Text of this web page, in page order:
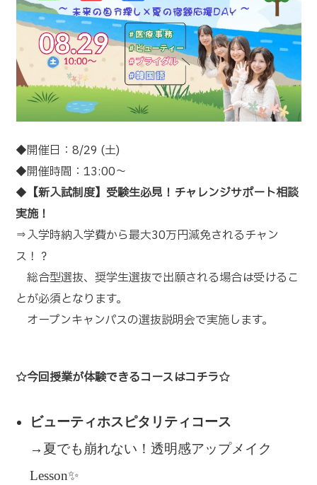
◆開催日：8/29 (土)
◆開催時間：13:00～
◆ 【新入試制度】受験生必見！チャレンジサポート相談
実施！
⇒入学時納入学費から最大30万円減免されるチャン
ス！？
総合型選抜、奨学生選抜で出願される場合は受けるこ
とが必須となります。
オープンキャンパスの選抜説明会で実施します。
☆今回授業が体験できるコースはコチラ☆
ビューティホスピタリティコース
→夏でも崩れない！透明感アップメイク
Lesson✨